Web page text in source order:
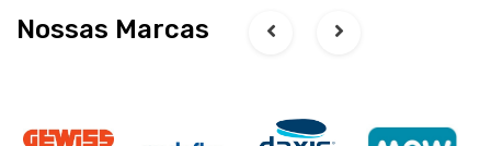
Nossas Marcas